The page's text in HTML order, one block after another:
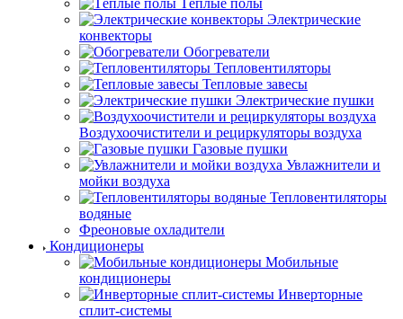
Тёплые полы
Электрические
конвекторы
Обогреватели
Тепловентиляторы
Тепловые завесы
Электрические пушки
Воздухоочистители и рециркуляторы воздуха
Газовые пушки
Увлажнители и
мойки воздуха
Тепловентиляторы
водяные
Фреоновые охладители
Кондиционеры
Мобильные
кондиционеры
Инверторные
сплит-системы